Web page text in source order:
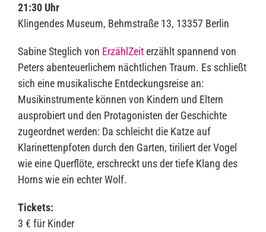
21:30 Uhr
Klingendes Museum, Behmstraße 13, 13357 Berlin
Sabine Steglich von ErzählZeiterzählt spannend von
Peters abenteuerlichem nächtlichen Traum. Es schließt
sich eine musikalische Entdeckungsreise an:
Musikinstrumente können von Kindern und Eltern
ausprobiert und den Protagonisten der Geschichte
zugeordnet werden: Da schleicht die Katze auf
Klarinettenpfoten durch den Garten, tiriliert der Vogel
wie eine Querflöte, erschreckt uns der tiefe Klang des
Horns wie ein echter Wolf.
Tickets:
3 € für Kinder